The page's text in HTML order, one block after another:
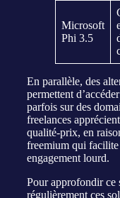
Microsoft
Phi 3.5
En parallèle, des
permettent
parfois sur des
freelances
qualité-prix, en
freemium qui facilite
engagement lourd.
Pour approfondir ce
régulièrement ces